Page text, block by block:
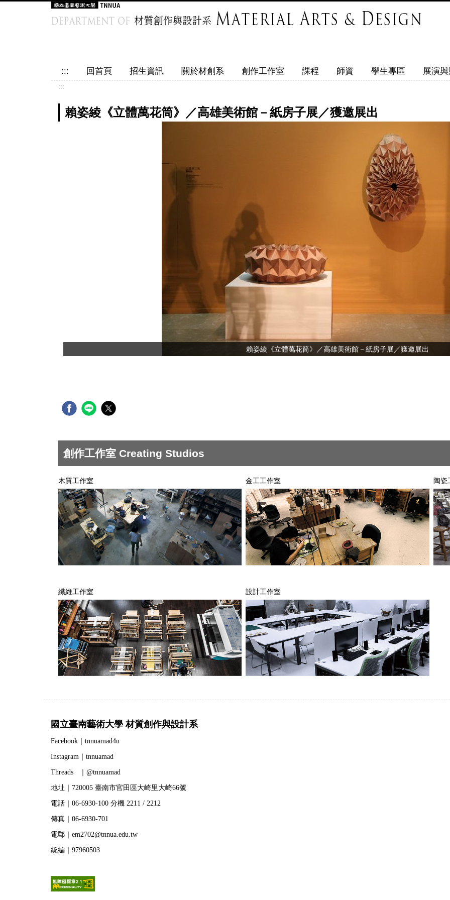
::: 回首頁 招生資訊 關於材創系 創作工作室 課程 師資 學生專區 展演
:::
賴姿綾《立體萬花筒》／高雄美術館－紙房子展／獲邀展出
賴姿綾《立體萬花筒》／高雄美術館－紙房子展／獲邀展出
創作工作室 Creating Studios
木質工作室 金工工作室 陶瓷
纖維工作室 設計工作室
國立臺南藝術大學 材質創作與設計系
Facebook｜tnnuamad4u
Instagram｜tnnuamad
Threads ｜@tnnuamad
地址｜720005 臺南市官田區大崎里大崎66號
電話｜06-6930-100 分機 2211 / 2212
傳真｜06-6930-701
電郵｜em2702@tnnua.edu.tw
統編｜97960503